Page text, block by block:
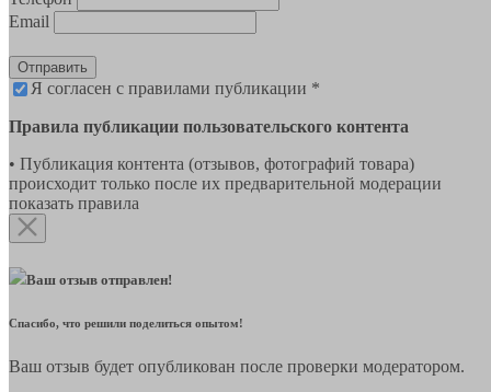
Email
Отправить
Я согласен с правилами публикации *
Правила публикации пользовательского контента
• Публикация контента (отзывов, фотографий товара)
происходит только после их предварительной модерации
показать правила
Ваш отзыв отправлен!
Спасибо, что решили поделиться опытом!
Ваш отзыв будет опубликован после проверки модератором.